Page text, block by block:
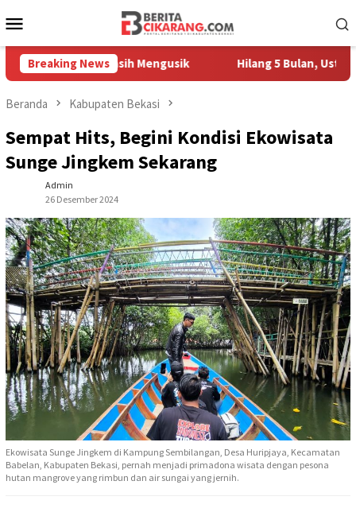
ke
Mobile
Breaking News
Masih Mengusik Hilang 5 Bulan, Ustadz Ujang
Beranda Kabupaten Bekasi
Sempat Hits, Begini Kondisi Ekowisata
Sunge Jingkem Sekarang
Admin
26 Desember 2024
Ekowisata Sunge Jingkem di Kampung Sembilangan, Desa Huripjaya, Kecamatan
Babelan, Kabupaten Bekasi, pernah menjadi primadona wisata dengan pesona
hutan mangrove yang rimbun dan air sungai yang jernih.